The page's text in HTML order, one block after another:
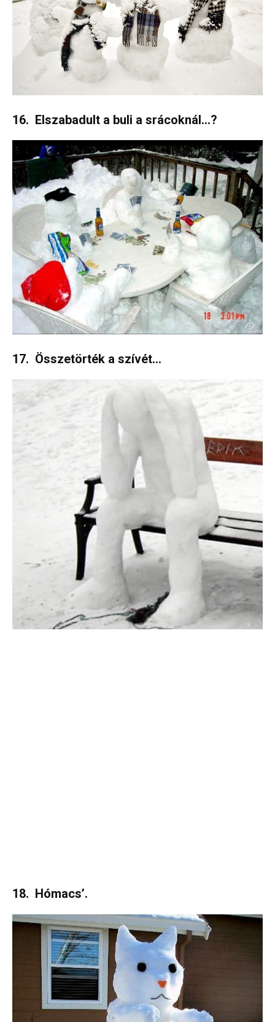
16. Elszabadult a buli a srácoknál…?
17. Összetörték a szívét…
18. Hómacs’.